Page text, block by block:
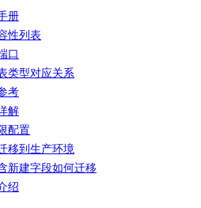
册
性列表
口
类型对应关系
考
解
配置
移到生产环境
新建字段如何迁移
绍